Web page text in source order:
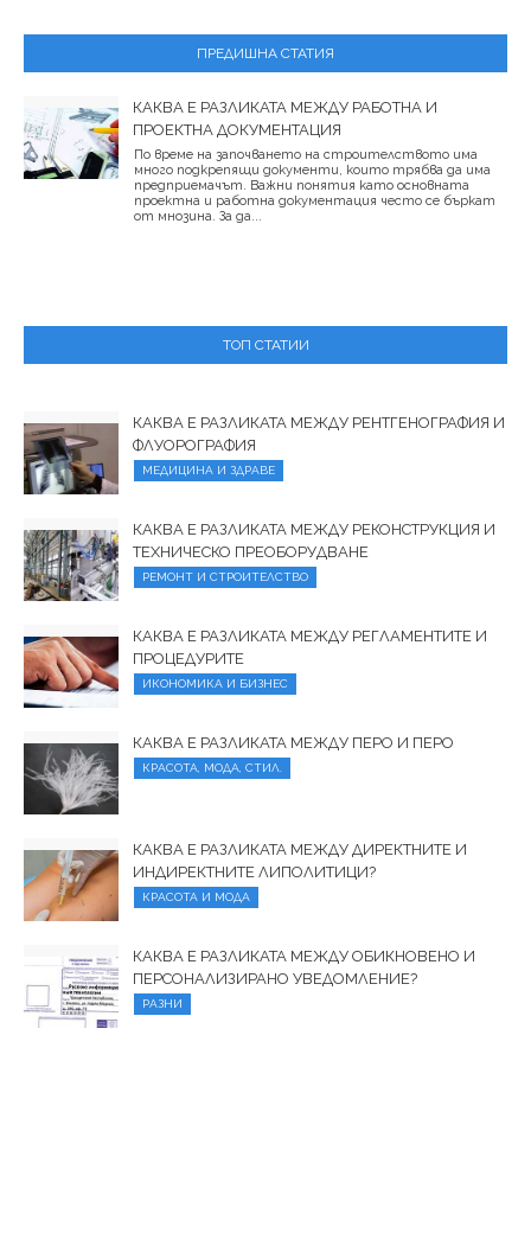
ПРЕДИШНА СТАТИЯ
КАКВА Е РАЗЛИКАТА МЕЖДУ РАБОТНА И
ПРОЕКТНА ДОКУМЕНТАЦИЯ
По време на започването на строителството има
много подкрепящи документи, които трябва да има
предприемачът. Важни понятия като основната
проектна и работна документация често се бъркат
от мнозина. За да...
ТОП СТАТИИ
КАКВА Е РАЗЛИКАТА МЕЖДУ РЕНТГЕНОГРАФИЯ И
ФЛУОРОГРАФИЯ
МЕДИЦИНА И ЗДРАВЕ
КАКВА Е РАЗЛИКАТА МЕЖДУ РЕКОНСТРУКЦИЯ И
ТЕХНИЧЕСКО ПРЕОБОРУДВАНЕ
РЕМОНТ И СТРОИТЕЛСТВО
КАКВА Е РАЗЛИКАТА МЕЖДУ РЕГЛАМЕНТИТЕ И
ПРОЦЕДУРИТЕ
ИКОНОМИКА И БИЗНЕС
КАКВА Е РАЗЛИКАТА МЕЖДУ ПЕРО И ПЕРО
КРАСОТА, МОДА, СТИЛ.
КАКВА Е РАЗЛИКАТА МЕЖДУ ДИРЕКТНИТЕ И
ИНДИРЕКТНИТЕ ЛИПОЛИТИЦИ?
КРАСОТА И МОДА
КАКВА Е РАЗЛИКАТА МЕЖДУ ОБИКНОВЕНО И
ПЕРСОНАЛИЗИРАНО УВЕДОМЛЕНИЕ?
РАЗНИ